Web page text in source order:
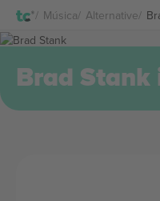
Música Alternative
Brad Stank